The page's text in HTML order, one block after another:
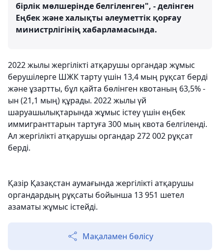
бірлік мөлшерінде белгіленген", - делінген
Еңбек және халықты әлеуметтік қорғау
министрлігінің хабарламасында.
2022 жылы жергілікті атқарушы органдар жұмыс
берушілерге ШЖК тарту үшін 13,4 мың рұқсат берді
және ұзартты, бұл қайта бөлінген квотаның 63,5% -
ын (21,1 мың) құрады. 2022 жылы үй
шаруашылықтарында жұмыс істеу үшін еңбек
иммигранттарын тартуға 300 мың квота белгіленді.
Ал жергілікті атқарушы органдар 272 002 рұқсат
берді.
Қазір Қазақстан аумағында жергілікті атқарушы
органдардың рұқсаты бойынша 13 951 шетел
азаматы жұмыс істейді.
Мақаламен бөлісу